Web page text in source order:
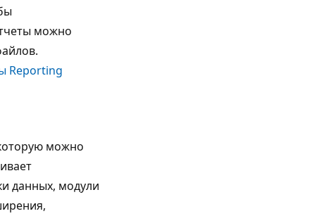
можно
Reporting
можно
данных, модули